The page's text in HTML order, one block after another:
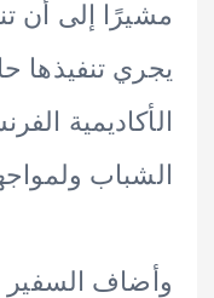
تنفيذها حاليًا
الفرنسية
ولمواجهة
السفير